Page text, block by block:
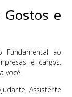
e
Fundamental ao
e cargos.
você:
Assistente